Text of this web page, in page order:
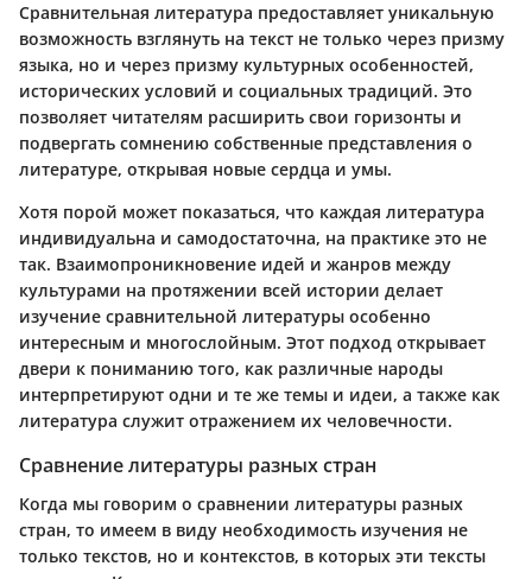
Сравнительная литература предоставляет уникальную
возможность взглянуть на текст не только через призму
языка, но и через призму культурных особенностей,
исторических условий и социальных традиций. Это
позволяет читателям расширить свои горизонты и
подвергать сомнению собственные представления о
литературе, открывая новые сердца и умы.
Хотя порой может показаться, что каждая литература
индивидуальна и самодостаточна, на практике это не
так. Взаимопроникновение идей и жанров между
культурами на протяжении всей истории делает
изучение сравнительной литературы особенно
интересным и многослойным. Этот подход открывает
двери к пониманию того, как различные народы
интерпретируют одни и те же темы и идеи, а также как
литература служит отражением их человечности.
Сравнение литературы разных стран
Когда мы говорим о сравнении литературы разных
стран, то имеем в виду необходимость изучения не
только текстов, но и контекстов, в которых эти тексты